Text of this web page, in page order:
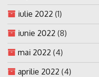
iulie 2022 (1)
iunie 2022 (8)
mai 2022 (4)
aprilie 2022 (4)